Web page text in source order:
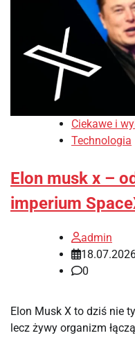
Ciekawe i
Technologia
Elon musk x –
imperium
admin
0
Elon Musk X to dziś nie
lecz żywy organizm